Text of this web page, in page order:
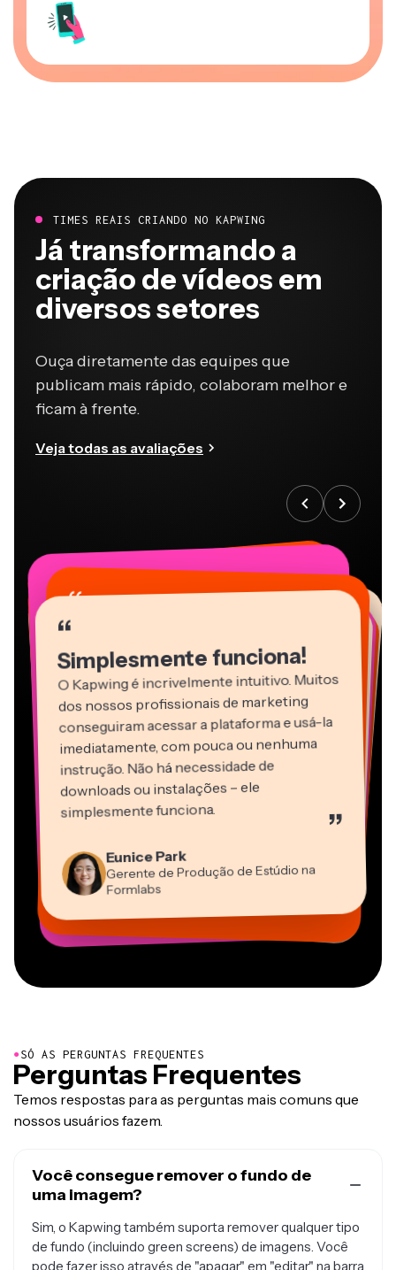
TIMES REAIS CRIANDO NO KAPWING
Já transformando a
criação de vídeos em
diversos setores
Ouça diretamente das equipes que
publicam mais rápido, colaboram melhor e
ficam à frente.
Veja todas as avaliações
“
Simplesmente funciona!
O Kapwing é incrivelmente intuitivo. Muitos
dos nossos profissionais de marketing
conseguiram acessar a plataforma e usá-la
imediatamente, com pouca ou nenhuma
instrução. Não há necessidade de
downloads ou instalações – ele
simplesmente funciona. ”
Eunice Park
Gerente de Produção de Estúdio na
Formlabs
“
Vannesia Darby
CEO da MOXIE Nashville
“
Grant Taleck
Cofundador da
AuthentIQMarketing.com
Sócio Diretor da EPATHLON
“
Kerry-lee Farla
Youtuber
Gracie Peng
Diretor de Conteúdo
“
Martin James
Editor de Vídeo
Heidi Rae
Educação
“
Consultor
“
Mitch Rawlings
Freelancer de Serviços de Informação
“
Dina Segovia
Trabalhador Autônomo Virtual
●SÓ AS PERGUNTAS FREQUENTES
Perguntas Frequentes
Temos respostas para as perguntas mais comuns que
nossos usuários fazem.
Você consegue remover o fundo de
uma imagem?
Sim, o Kapwing também suporta remover qualquer tipo
de fundo (incluindo green screens) de imagens. Você
pode fazer isso através de "apagar" em "editar" na barra